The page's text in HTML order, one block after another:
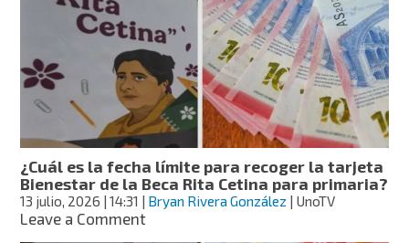
registrarte
para
recibir
hasta
mil
pesos
¿Cuál es la fecha límite para recoger la tarjeta
Bienestar de la Beca Rita Cetina para primaria?
13 julio, 2026 | 14:31 | Bryan Rivera González | UnoTV
Leave a Commenton